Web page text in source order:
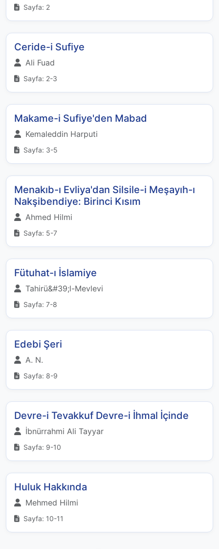
Sayfa: 2
Ceride-i Sufiye
Ali Fuad
Sayfa: 2-3
Makame-i Sufiye'den Mabad
Kemaleddin Harputi
Sayfa: 3-5
Menakıb-ı Evliya'dan Silsile-i Meşayıh-ı
Nakşibendiye: Birinci Kısım
Ahmed Hilmi
Sayfa: 5-7
Fütuhat-ı İslamiye
Tahirü&#39;l-Mevlevi
Sayfa: 7-8
Edebi Şeri
A. N.
Sayfa: 8-9
Devre-i Tevakkuf Devre-i İhmal İçinde
İbnürrahmi Ali Tayyar
Sayfa: 9-10
Huluk Hakkında
Mehmed Hilmi
Sayfa: 10-11